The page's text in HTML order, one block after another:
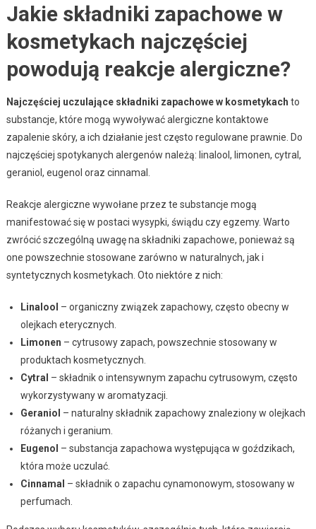
Jakie składniki zapachowe w
kosmetykach najczęściej
powodują reakcje alergiczne?
Najczęściej uczulające składniki zapachowe w kosmetykach to
substancje, które mogą wywoływać alergiczne kontaktowe
zapalenie skóry, a ich działanie jest często regulowane prawnie. Do
najczęściej spotykanych alergenów należą: linalool, limonen, cytral,
geraniol, eugenol oraz cinnamal.
Reakcje alergiczne wywołane przez te substancje mogą
manifestować się w postaci wysypki, świądu czy egzemy. Warto
zwrócić szczególną uwagę na składniki zapachowe, ponieważ są
one powszechnie stosowane zarówno w naturalnych, jak i
syntetycznych kosmetykach. Oto niektóre z nich:
Linalool – organiczny związek zapachowy, często obecny w
olejkach eterycznych.
Limonen – cytrusowy zapach, powszechnie stosowany w
produktach kosmetycznych.
Cytral – składnik o intensywnym zapachu cytrusowym, często
wykorzystywany w aromatyzacji.
Geraniol – naturalny składnik zapachowy znaleziony w olejkach
różanych i geranium.
Eugenol – substancja zapachowa występująca w goździkach,
która może uczulać.
Cinnamal – składnik o zapachu cynamonowym, stosowany w
perfumach.